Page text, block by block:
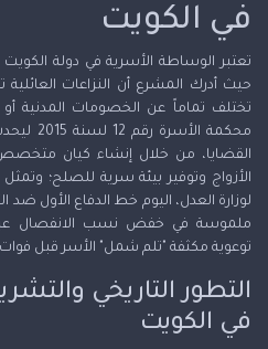
في الكويت
تعتبر الوساطة الأسرية في دولة
حيث أدرك المشرع أن النزاعات
تختلف تماماً عن الخصومات المدنية أو
محكمة
القضايا، من خلال إنشاء كيان
الأزواج وتوفير بيئة سرية للصلح؛ وتمثل
لوزارة العدل، اليوم خط الدفاع الأول
ملموسة في خفض نسب الانفصال
توعوية مكثفة "تلم شمل" الأسر قبل فوات
التطور التاريخي
في الكويت